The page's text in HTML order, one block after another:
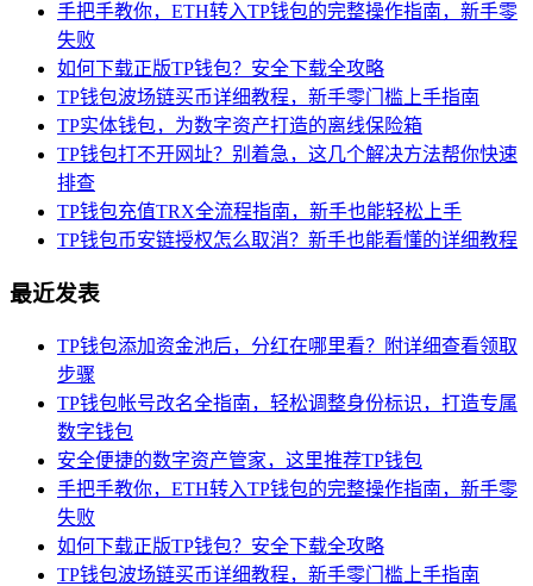
手把手教你，ETH转入TP钱包的完整操作指南，新手零
失败
如何下载正版TP钱包？安全下载全攻略
TP钱包波场链买币详细教程，新手零门槛上手指南
TP实体钱包，为数字资产打造的离线保险箱
TP钱包打不开网址？别着急，这几个解决方法帮你快速
排查
TP钱包充值TRX全流程指南，新手也能轻松上手
TP钱包币安链授权怎么取消？新手也能看懂的详细教程
最近发表
TP钱包添加资金池后，分红在哪里看？附详细查看领取
步骤
TP钱包帐号改名全指南，轻松调整身份标识，打造专属
数字钱包
安全便捷的数字资产管家，这里推荐TP钱包
手把手教你，ETH转入TP钱包的完整操作指南，新手零
失败
如何下载正版TP钱包？安全下载全攻略
TP钱包波场链买币详细教程，新手零门槛上手指南